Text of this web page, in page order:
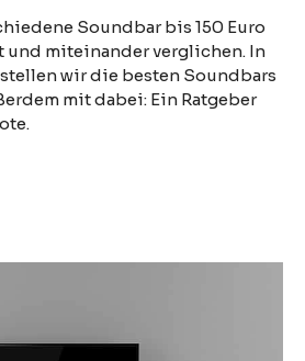
Soundbar bis 150 Euro
und miteinander verglichen. In
wir die besten Soundbars
mit dabei: Ein Ratgeber